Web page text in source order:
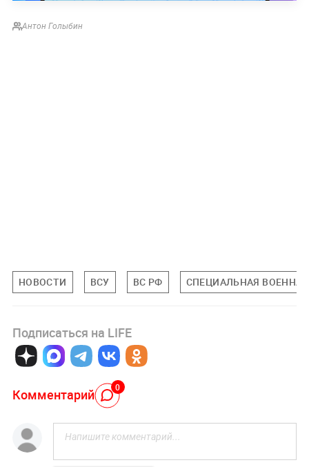
Антон Голыбин
НОВОСТИ ВСУ ВС РФ СПЕЦИАЛЬНАЯ
Подписаться на LIFE
Комментарий 0